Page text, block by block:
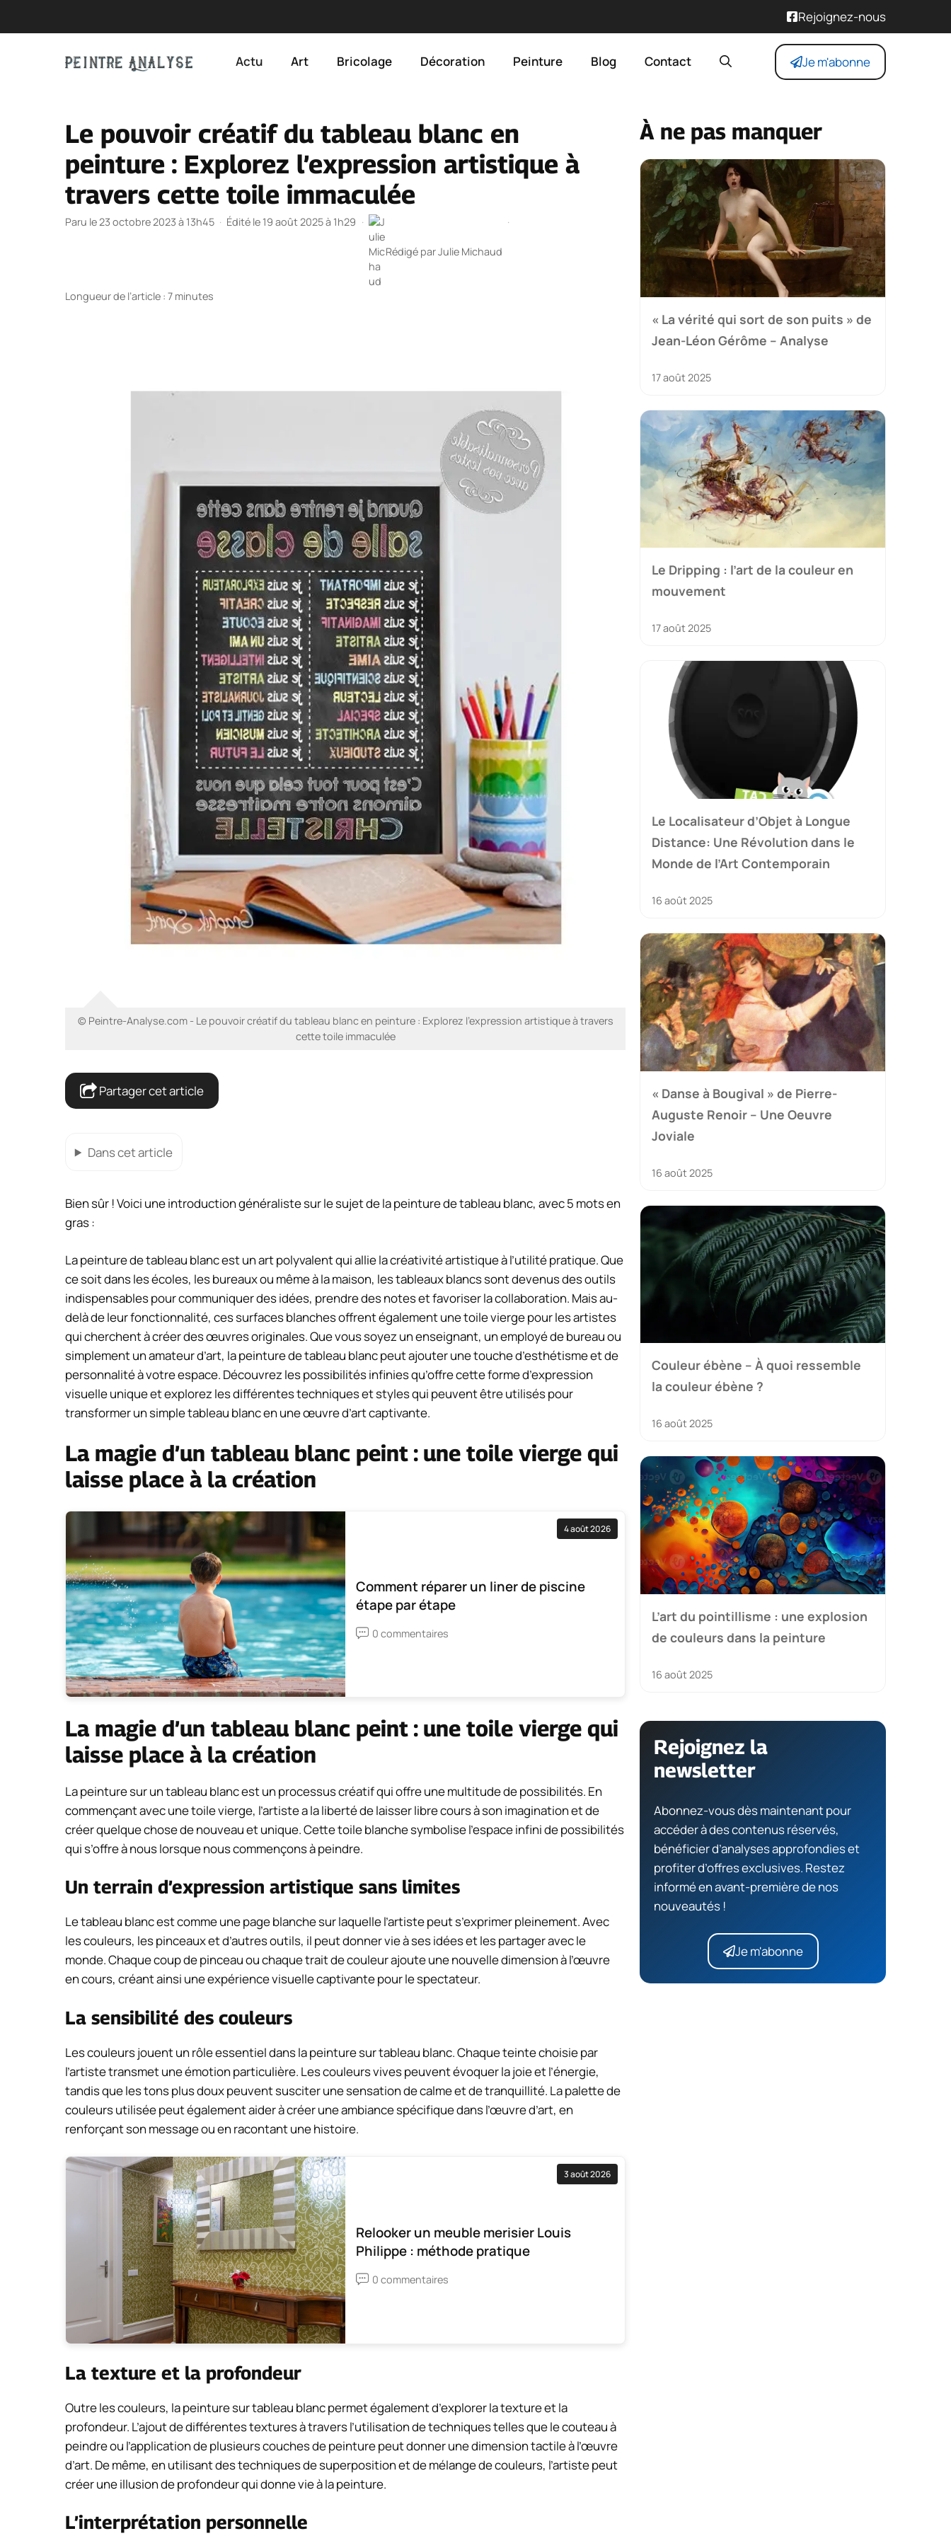
Rejoignez-nous
Actu Art Bricolage Décoration Peinture Blog Contact Je m'abonne
Le pouvoir créatif du tableau blanc en
peinture : Explorez l’expression artistique à
travers cette toile immaculée
Paru le 23 octobre 2023 à 13h45 · Édité le 19 août 2025 à 1h29 ·
Rédigé parJulie Michaud
·
Longueur de l’article : 7 minutes
© Peintre-Analyse.com - Le pouvoir créatif du tableau blanc en peinture : Explorez l’expression artistique à travers
cette toile immaculée
Partager cet article
Dans cet article
Bien sûr ! Voici une introduction généraliste sur le sujet de la peinture de tableau blanc, avec 5 mots en
gras :
La peinture de tableau blanc est un art polyvalent qui allie la créativité artistique à l’utilité pratique. Que
ce soit dans les écoles, les bureaux ou même à la maison, les tableaux blancs sont devenus des outils
indispensables pour communiquer des idées, prendre des notes et favoriser la collaboration. Mais au-
delà de leur fonctionnalité, ces surfaces blanches offrent également une toile vierge pour les artistes
qui cherchent à créer des œuvres originales. Que vous soyez un enseignant, un employé de bureau ou
simplement un amateur d’art, la peinture de tableau blanc peut ajouter une touche d’esthétisme et de
personnalité à votre espace. Découvrez les possibilités infinies qu’offre cette forme d’expression
visuelle unique et explorez les différentes techniques et styles qui peuvent être utilisés pour
transformer un simple tableau blanc en une œuvre d’art captivante.
La magie d’un tableau blanc peint : une toile vierge qui
laisse place à la création
4 août 2026
Comment réparer un liner de piscine
étape par étape
0 commentaires
La magie d’un tableau blanc peint : une toile vierge qui
laisse place à la création
La peinture sur un tableau blanc est un processus créatif qui offre une multitude de possibilités. En
commençant avec une toile vierge, l’artiste a la liberté de laisser libre cours à son imagination et de
créer quelque chose de nouveau et unique. Cette toile blanche symbolise l’espace infini de possibilités
qui s’offre à nous lorsque nous commençons à peindre.
Un terrain d’expression artistique sans limites
Le tableau blanc est comme une page blanche sur laquelle l’artiste peut s’exprimer pleinement. Avec
les couleurs, les pinceaux et d’autres outils, il peut donner vie à ses idées et les partager avec le
monde. Chaque coup de pinceau ou chaque trait de couleur ajoute une nouvelle dimension à l’œuvre
en cours, créant ainsi une expérience visuelle captivante pour le spectateur.
La sensibilité des couleurs
Les couleurs jouent un rôle essentiel dans la peinture sur tableau blanc. Chaque teinte choisie par
l’artiste transmet une émotion particulière. Les couleurs vives peuvent évoquer la joie et l’énergie,
tandis que les tons plus doux peuvent susciter une sensation de calme et de tranquillité. La palette de
couleurs utilisée peut également aider à créer une ambiance spécifique dans l’œuvre d’art, en
renforçant son message ou en racontant une histoire.
3 août 2026
Relooker un meuble merisier Louis
Philippe : méthode pratique
0 commentaires
La texture et la profondeur
Outre les couleurs, la peinture sur tableau blanc permet également d’explorer la texture et la
profondeur. L’ajout de différentes textures à travers l’utilisation de techniques telles que le couteau à
peindre ou l’application de plusieurs couches de peinture peut donner une dimension tactile à l’œuvre
d’art. De même, en utilisant des techniques de superposition et de mélange de couleurs, l’artiste peut
créer une illusion de profondeur qui donne vie à la peinture.
L’interprétation personnelle
À ne pas manquer
« La vérité qui sort de son puits » de
Jean-Léon Gérôme – Analyse
17 août 2025
Le Dripping : l’art de la couleur en
mouvement
17 août 2025
Le Localisateur d’Objet à Longue
Distance: Une Révolution dans le
Monde de l’Art Contemporain
16 août 2025
« Danse à Bougival » de Pierre-
Auguste Renoir – Une Oeuvre
Joviale
16 août 2025
Couleur ébène – À quoi ressemble
la couleur ébène ?
16 août 2025
L’art du pointillisme : une explosion
de couleurs dans la peinture
16 août 2025
Rejoignez la
newsletter
Abonnez-vous dès maintenant pour
accéder à des contenus réservés,
bénéficier d’analyses approfondies et
profiter d’offres exclusives. Restez
informé en avant-première de nos
nouveautés !
Je m'abonne